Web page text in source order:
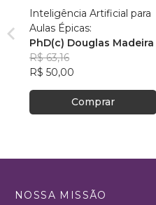
Inteligência Artificial para
Aulas Épicas:
PhD(c) Douglas Madeira
R$ 63,16
R$ 50,00
Comprar
NOSSA MISSÃO